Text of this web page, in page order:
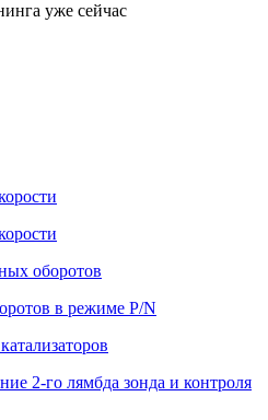
уже сейчас
оборотов
в режиме P/N
2-го лямбда зонда и контроля